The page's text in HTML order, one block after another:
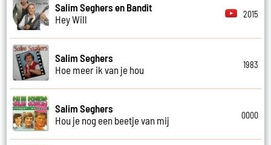
Salim Seghers en Bandit
Hey Will
2015
Salim Seghers
Hoe meer ik van je hou
1983
Salim Seghers
Hou je nog een beetje van mij
0000